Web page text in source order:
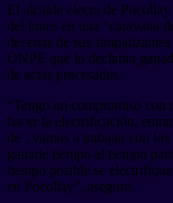
El alcalde electo de
del lunes en una “caravana
decenas de sus
ONPE que lo declaran
de actas procesadas.
“Tengo un compromiso con
hacer la electrificación,
de’, vamos a trabajar con
ganarle tiempo al tiempo
tiempo posible se
en Pocollay”, aseguró.